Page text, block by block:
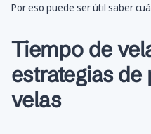
Por eso puede ser útil saber
Tiempo de
estrategias de
velas